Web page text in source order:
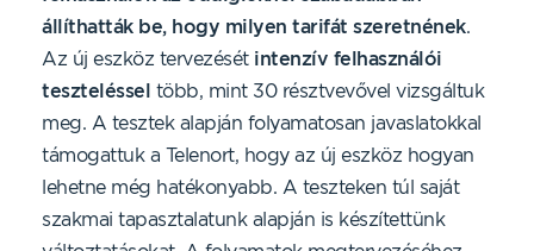
állíthatták be, hogy milyen tarifát szeretnének.
Az új eszköz tervezését intenzív felhasználói
teszteléssel több, mint 30 résztvevővel vizsgáltuk
meg. A tesztek alapján folyamatosan javaslatokkal
támogattuk a Telenort, hogy az új eszköz hogyan
lehetne még hatékonyabb. A teszteken túl saját
szakmai tapasztalatunk alapján is készítettünk